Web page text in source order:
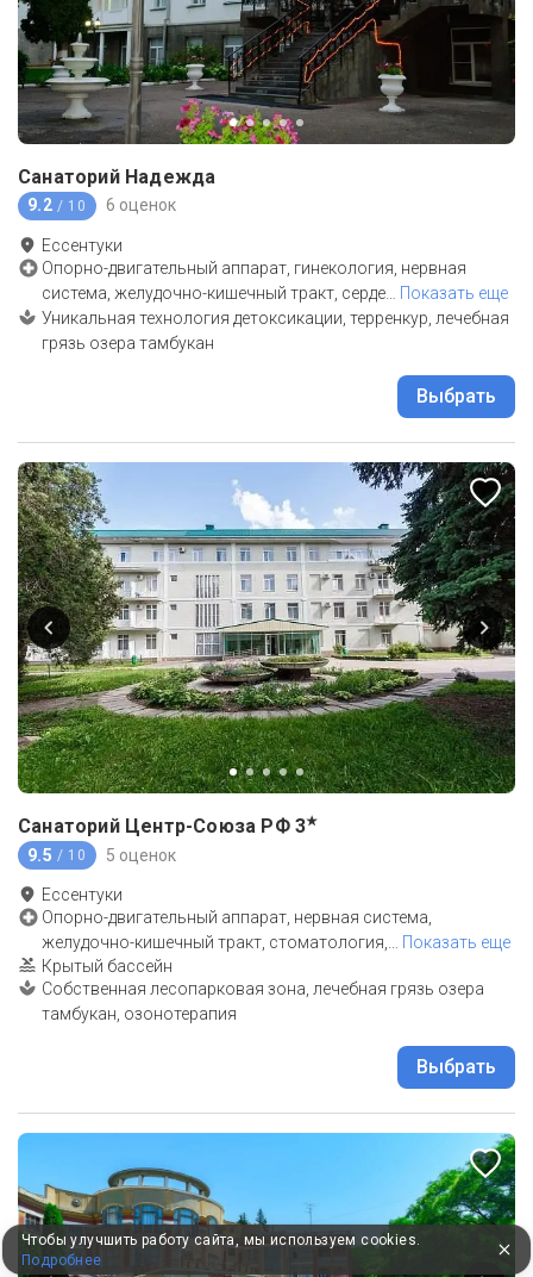
Санаторий Надежда
9.2 / 10 6 оценок
Ессентуки
Опорно-двигательный аппарат, гинекология, нервная
система, желудочно-кишечный тракт, серде
Показать еще
Уникальная технология детоксикации, терренкур, лечебная
грязь озера тамбукан
Выбрать
Санаторий Центр-Союза РФ 3★
9.5 / 10 5 оценок
Ессентуки
Опорно-двигательный аппарат, нервная система,
желудочно-кишечный тракт, стоматология,… Показать еще
Крытый бассейн
Собственная лесопарковая зона, лечебная грязь озера
тамбукан, озонотерапия
Выбрать
Чтобы улучшить работу сайта, мы используем cookies.
Подробнее